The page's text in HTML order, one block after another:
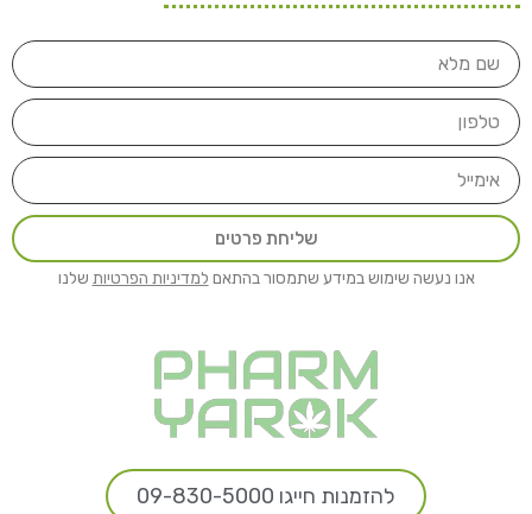
שליחת פרטים
אנו נעשה שימוש במידע שתמסור בהתאם למדיניות הפרטיות שלנו
להזמנות חייגו 09-830-5000